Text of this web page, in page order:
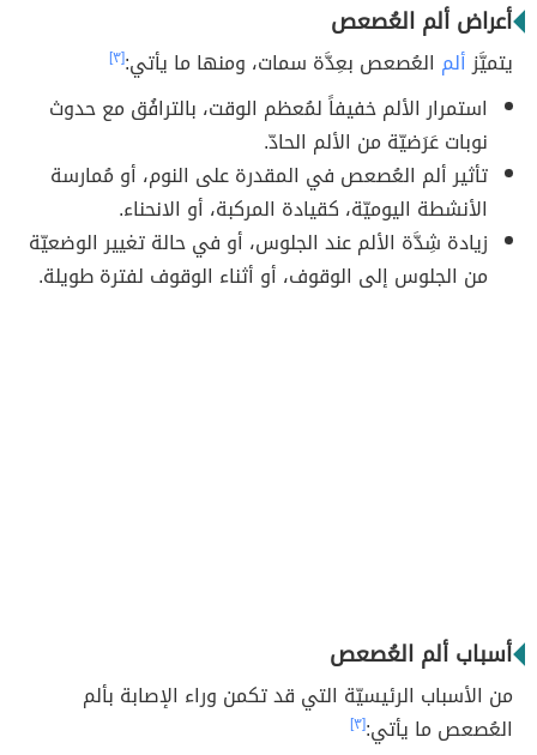
أعراض ألم العُصعص
يتميَّزألم العُصعص بعِدَّة سمات، ومنها ما يأتي:[٣]
استمرار الألم خفيفاً لمُعظم الوقت، بالترافُق مع حدوث
نوبات عَرَضيّة من الألم الحادّ.
تأثير ألم العُصعص في المقدرة على النوم، أو مُمارسة
الأنشطة اليوميّة، كقيادة المركبة، أو الانحناء.
زيادة شِدَّة الألم عند الجلوس، أو في حالة تغيير الوضعيّة
من الجلوس إلى الوقوف، أو أثناء الوقوف لفترة طويلة.
أسباب ألم العُصعص
من الأسباب الرئيسيّة التي قد تكمن وراء الإصابة بألم
العُصعص ما يأتي:[٣]